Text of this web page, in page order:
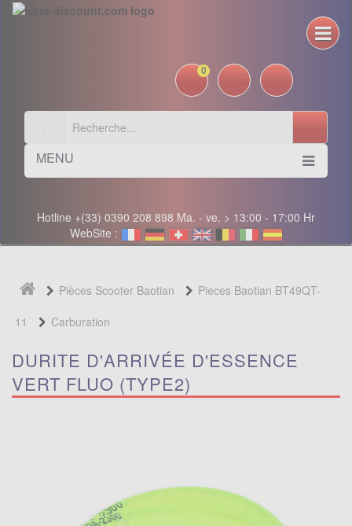
0
MENU
Hotline +(33) 0390 208 898 Ma. - ve. > 13:00 - 17:00 Hr
WebSite :
Pièces Scooter Baotian
Pieces Baotian BT49QT-
11
Carburation
DURITE D'ARRIVÉE D'ESSENCE
VERT FLUO (TYPE2)